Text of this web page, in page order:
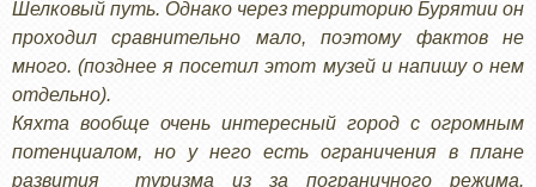
Шелковый путь. Однако через территорию Бурятии он
проходил сравнительно мало, поэтому фактов не
много. (позднее я посетил этот музей и напишу о нем
отдельно).
Кяхта вообще очень интересный город с огромным
потенциалом, но у него есть ограничения в плане
развития туризма из за пограничного режима.